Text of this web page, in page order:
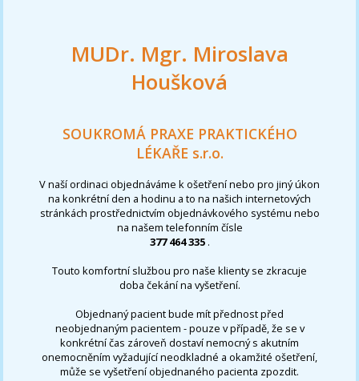
MUDr. Mgr. Miroslava
Houšková
SOUKROMÁ PRAXE PRAKTICKÉHO
LÉKAŘE s.r.o.
V naší ordinaci objednáváme k ošetření nebo pro jiný úkon
na konkrétní den a hodinu a to na našich internetových
stránkách prostřednictvím objednávkového systému nebo
na našem telefonním čísle
377 464 335 .
Touto komfortní službou pro naše klienty se zkracuje
doba čekání na vyšetření.
Objednaný pacient bude mít přednost před
neobjednaným pacientem - pouze v případě, že se v
konkrétní čas zároveň dostaví nemocný s akutním
onemocněním vyžadující neodkladné a okamžité ošetření,
může se vyšetření objednaného pacienta zpozdit.